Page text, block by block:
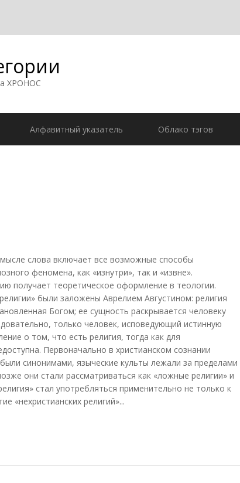
ХРОНОС
Алфавитный указатель Облако тэгов
слова включает все возможные способы
феномена, как «изнутри», так и «извне».
теоретическое оформление в теологии.
были заложены Аврелием Августином: религия
Богом; ее сущность раскрывается человеку
только человек, исповедующий истинную
о том, что есть религия, тогда как для
Первоначально в христианском сознании
были синонимами, языческие культы лежали за пределами
они стали рассматриваться как «ложные религии» и
стал употребляться применительно не только к
«нехристианских религий»...